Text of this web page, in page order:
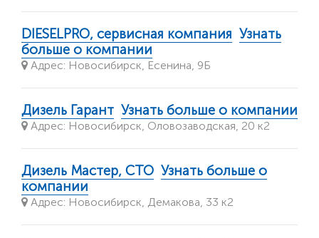
DIESELPRO, сервисная компания Узнать
больше о компании
Адрес: Новосибирск, Есенина, 9Б
Дизель Гарант Узнать больше о компании
Адрес: Новосибирск, Оловозаводская, 20 к2
Дизель Мастер, СТО Узнать больше о
компании
Адрес: Новосибирск, Демакова, 33 к2